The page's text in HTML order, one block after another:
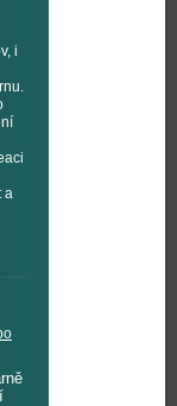
i
a